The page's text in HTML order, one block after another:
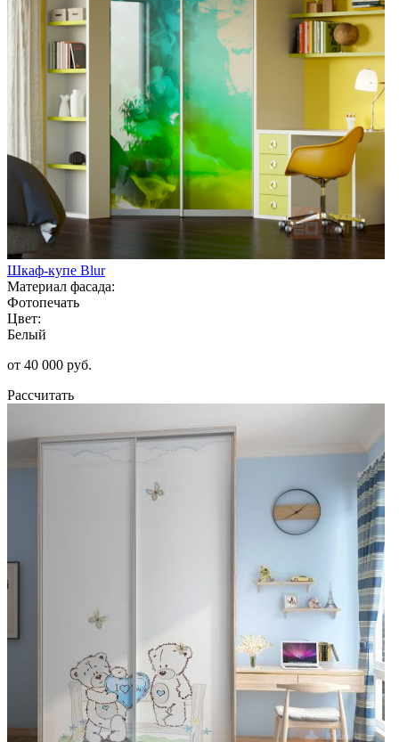
Шкаф-купе Blur
Материал фасада:
Фотопечать
Цвет:
Белый
от 40 000 руб.
Рассчитать